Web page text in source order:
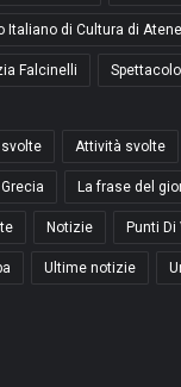
Italiano di Cultura di Atene
Falcinelli Spettacolo
Attività svolte
La frase del
Notizie Punti Di
Ultime notizie